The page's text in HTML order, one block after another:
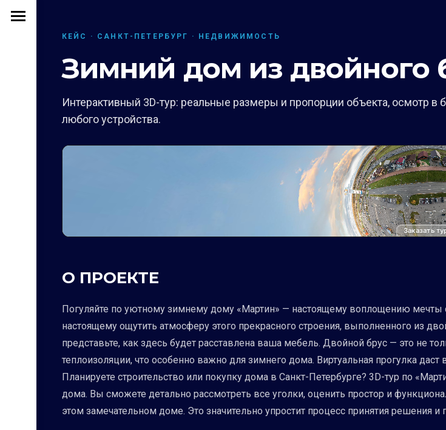
КЕЙС · САНКТ-ПЕТЕРБУРГ · НЕДВИЖИМОСТЬ
Зимний дом из двойного
Интерактивный 3D-тур: реальные размеры и пропорции объекта, осмотр в
любого устройства.
Заказать
О ПРОЕКТЕ
Погуляйте по уютному зимнему дому «Мартин» — настоящему воплощению мечты
настоящему ощутить атмосферу этого прекрасного строения, выполненного из
представьте, как здесь будет расставлена ваша мебель. Двойной брус — это не
теплоизоляции, что особенно важно для зимнего дома. Виртуальная прогулка
Планируете строительство или покупку дома в Санкт-Петербурге? 3D-тур по
дома. Вы сможете детально рассмотреть все уголки, оценить простор и
этом замечательном доме. Это значительно упростит процесс принятия решения